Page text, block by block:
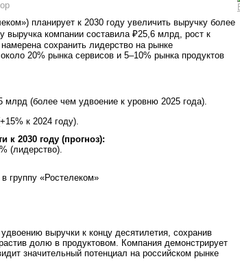
планирует к 2030 году увеличить выручку более
компании составила ₽25,6 млрд, рост к
сохранить лидерство на рынке
20% рынка сервисов и 5–10% рынка продуктов
млрд (более чем удвоение к уровню 2025 года).
к 2024 году).
к 2030 году (прогноз):
(лидерство).
группу «Ростелеком»
выручки к концу десятилетия, сохранив
долю в продуктовом. Компания демонстрирует
значительный потенциал на российском рынке